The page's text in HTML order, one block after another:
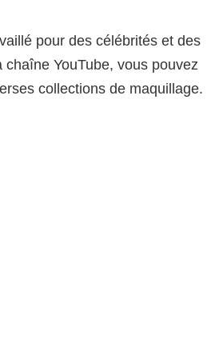
pour des célébrités et des
YouTube, vous pouvez
collections de maquillage.